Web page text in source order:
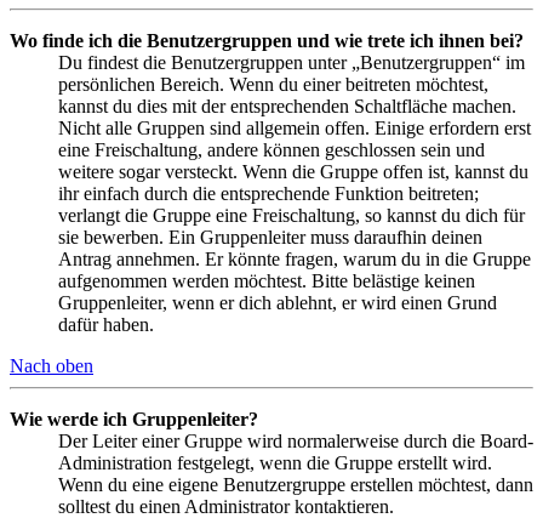
Wo finde ich die Benutzergruppen und wie trete ich ihnen bei?
Du findest die Benutzergruppen unter „Benutzergruppen“ im
persönlichen Bereich. Wenn du einer beitreten möchtest,
kannst du dies mit der entsprechenden Schaltfläche machen.
Nicht alle Gruppen sind allgemein offen. Einige erfordern erst
eine Freischaltung, andere können geschlossen sein und
weitere sogar versteckt. Wenn die Gruppe offen ist, kannst du
ihr einfach durch die entsprechende Funktion beitreten;
verlangt die Gruppe eine Freischaltung, so kannst du dich für
sie bewerben. Ein Gruppenleiter muss daraufhin deinen
Antrag annehmen. Er könnte fragen, warum du in die Gruppe
aufgenommen werden möchtest. Bitte belästige keinen
Gruppenleiter, wenn er dich ablehnt, er wird einen Grund
dafür haben.
Nach oben
Wie werde ich Gruppenleiter?
Der Leiter einer Gruppe wird normalerweise durch die Board-
Administration festgelegt, wenn die Gruppe erstellt wird.
Wenn du eine eigene Benutzergruppe erstellen möchtest, dann
solltest du einen Administrator kontaktieren.